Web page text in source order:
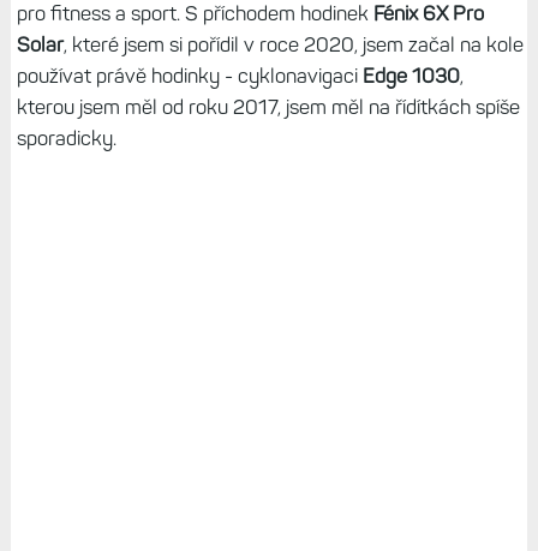
pro fitness a sport. S příchodem hodinek Fénix 6X Pro
Solar, které jsem si pořídil v roce 2020, jsem začal na kole
používat právě hodinky - cyklonavigaci Edge 1030,
kterou jsem měl od roku 2017, jsem měl na řídítkách spíše
sporadicky.